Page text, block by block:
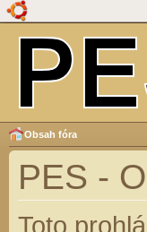
Obsah fóra
PES -
Toto